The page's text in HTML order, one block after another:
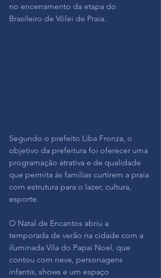
no encerramento da etapa do
Brasileiro de Vôlei de Praia.
Segundo o prefeito Liba Fronza, o
objetivo da prefeitura foi oferecer uma
programação atrativa e de qualidade
que permita às famílias curtirem a praia
com estrutura para o lazer, cultura,
esporte.
O Natal de Encantos abriu a
temporada de verão na cidade com a
iluminada Vila do Papai Noel, que
contou com neve, personagens
infantis, shows e um espaço